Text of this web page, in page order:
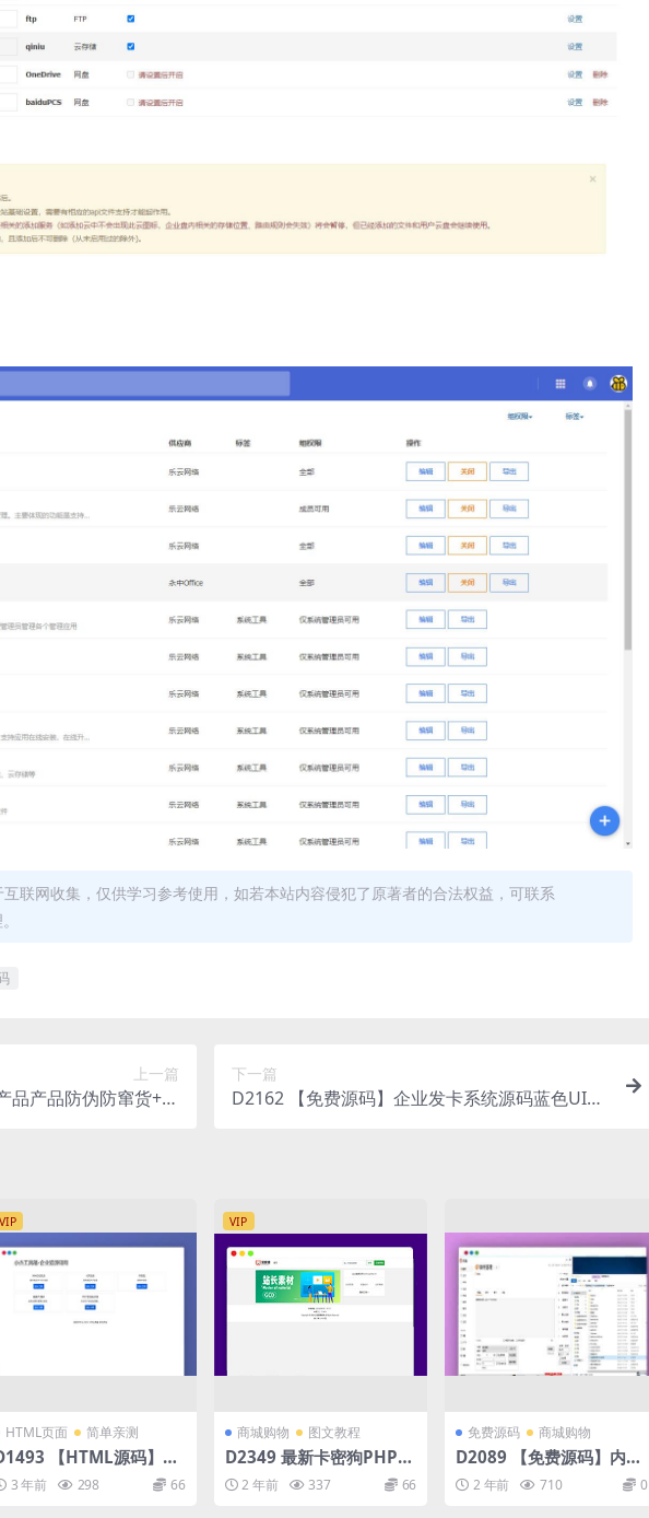
联网收集，仅供学习参考使用，如若本站内容侵犯了原著者的合法权益，可联系
上一篇
品产品防伪防窜货+二
下一篇
D2162 【免费源码】企业发卡系统源码蓝色UI模
VIP
HTML页面 简单亲测
【HTML源码】上
即可使用的小杰工具箱
码
3 年前 298 66
VIP
商城购物 图文教程
D2349 最新卡密狗PHP自
动发卡系统源码_自适应P
C+H5
2 年前 337 66
免费源码 商城购物
D2089 【免费源码】内容
付费系统，支持用户投稿/
奖励多种支付接口
2 年前 710 0